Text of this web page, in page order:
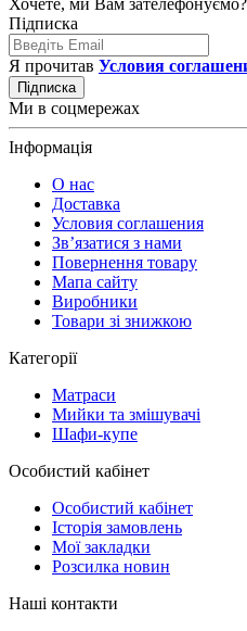
Підписка
Я прочитав Условия
Підписка
Ми в соцмережах
Інформація
О нас
Доставка
Условия соглашения
Зв’язатися з нами
Повернення товару
Мапа сайту
Виробники
Товари зі знижкою
Категорії
Матраси
Мийки та змішувачі
Шафи-купе
Особистий кабінет
Особистий кабінет
Історія замовлень
Мої закладки
Розсилка новин
Наші контакти